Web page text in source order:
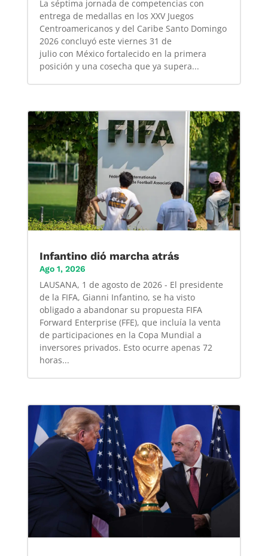
La séptima jornada de competencias con
entrega de medallas en los XXV Juegos
Centroamericanos y del Caribe Santo Domingo
2026 concluyó este viernes 31 de
julio con México fortalecido en la primera
posición y una cosecha que ya supera...
Infantino dió marcha atrás
Ago 1, 2026
LAUSANA, 1 de agosto de 2026 - El presidente
de la FIFA, Gianni Infantino, se ha visto
obligado a abandonar su propuesta FIFA
Forward Enterprise (FFE), que incluía la venta
de participaciones en la Copa Mundial a
inversores privados. Esto ocurre apenas 72
horas...